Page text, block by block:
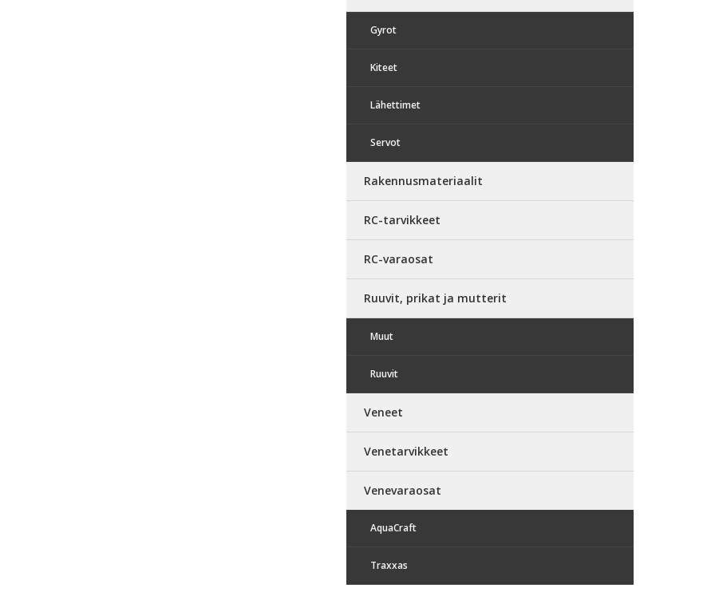
Gyrot
Kiteet
Lähettimet
Servot
Rakennusmateriaalit
RC-tarvikkeet
RC-varaosat
Ruuvit, prikat ja mutterit
Muut
Ruuvit
Veneet
Venetarvikkeet
Venevaraosat
AquaCraft
Traxxas